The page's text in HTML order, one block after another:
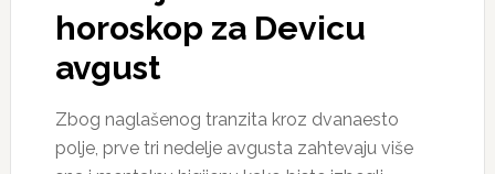
horoskop za Devicu
avgust
Zbog naglašenog tranzita kroz dvanaesto
polje, prve tri nedelje avgusta zahtevaju više